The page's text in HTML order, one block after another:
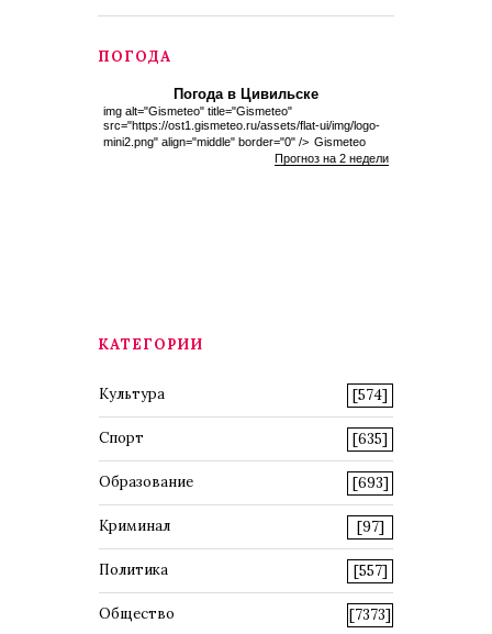
ПОГОДА
Погода в Цивильске
img alt="Gismeteo" title="Gismeteo"
src="https://ost1.gismeteo.ru/assets/flat-ui/img/logo-
mini2.png" align="middle" border="0" /> Gismeteo
Прогноз на 2 недели
КАТЕГОРИИ
Культура [574]
Спорт [635]
Образование [693]
Криминал [97]
Политика [557]
Общество [7373]